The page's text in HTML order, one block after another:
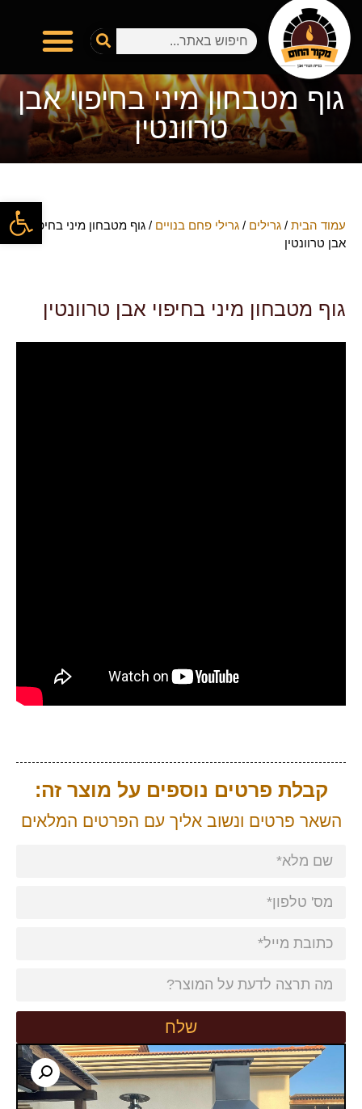
גוף מטבחון מיני בחיפוי אבן
טרוונטין
עמוד הבית / גרילים / גרילי פחם בנויים / גוף מטבחון מיני בחיפוי
אבן טרוונטין
גוף מטבחון מיני בחיפוי אבן טרוונטין
קבלת פרטים נוספים על מוצר זה:
השאר פרטים ונשוב אליך עם הפרטים המלאים
שלח